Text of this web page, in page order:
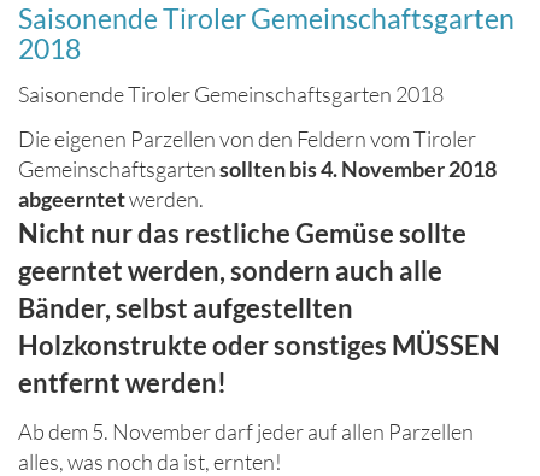
Saisonende Tiroler Gemeinschaftsgarten
2018
Saisonende Tiroler Gemeinschaftsgarten 2018
Die eigenen Parzellen von den Feldern vom Tiroler
Gemeinschaftsgartensollten bis 4. November 2018
abgeerntetwerden.
Nicht nur das restliche Gemüse sollte
geerntet werden, sondern auch alle
Bänder, selbst aufgestellten
Holzkonstrukte oder sonstiges MÜSSEN
entfernt werden!
Ab dem 5. November darf jeder auf allen Parzellen
alles, was noch da ist, ernten!